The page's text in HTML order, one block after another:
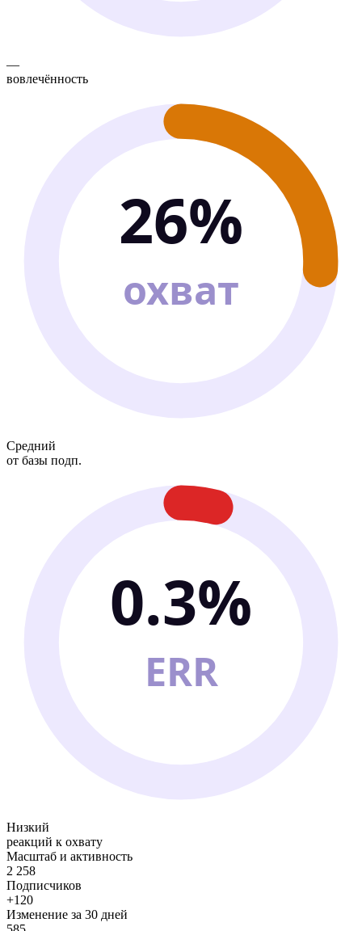
—
вовлечённость
26%
охват
Средний
от базы подп.
0.3%
ERR
Низкий
реакций к охвату
Масштаб и активность
2 258
Подписчиков
+120
Изменение за 30 дней